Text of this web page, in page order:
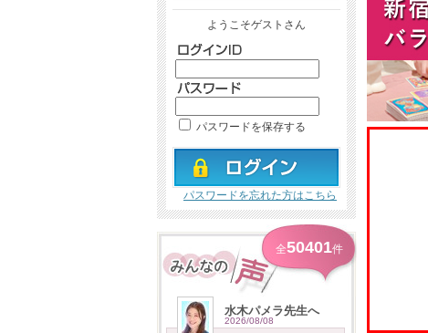
ようこそゲストさん
パスワードを保存する
パスワードを忘れた方はこちら
全50401件
水木パメラ先生へ
2026/08/08